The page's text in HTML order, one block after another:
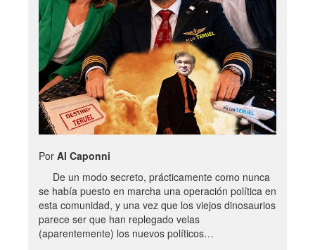
Por Al Caponni
De un modo secreto, prácticamente como nunca
se había puesto en marcha una operación política en
esta comunidad, y una vez que los viejos dinosaurios
parece ser que han replegado velas
(aparentemente) los nuevos políticos…